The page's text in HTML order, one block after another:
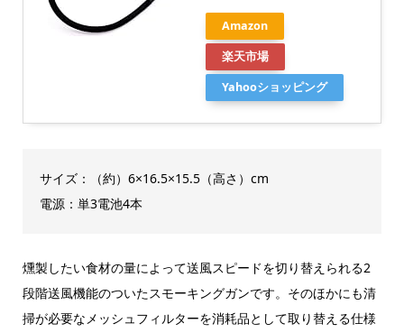
Amazon
楽天市場
Yahooショッピング
サイズ：（約）6×16.5×15.5（高さ）cm
電源：単3電池4本
燻製したい食材の量によって送風スピードを切り替えられる2
段階送風機能のついたスモーキングガンです。そのほかにも清
掃が必要なメッシュフィルターを消耗品として取り替える仕様